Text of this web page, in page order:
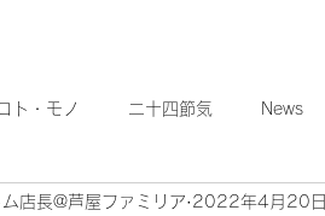
ト・モノ 二十四節気 News
ム店長@芦屋ファミリア 2022年4月20日